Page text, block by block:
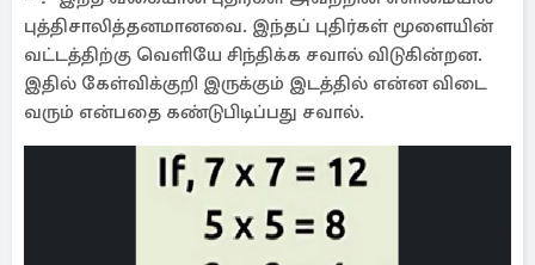
புத்திசாலித்தனமானவை. இந்தப் புதிர்கள் மூளையின்
வட்டத்திற்கு வெளியே சிந்திக்க சவால் விடுகின்றன.
இதில் கேள்விக்குறி இருக்கும் இடத்தில் என்ன விடை
வரும் என்பதை கண்டுபிடிப்பது சவால்.